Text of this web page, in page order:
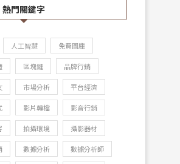
熱門關鍵字
人工智慧 免費圖庫
區塊鏈 品牌行銷
市場分析 平台經濟
影片轉檔 影音行銷
拍攝環境 攝影器材
數據分析 數據分析師